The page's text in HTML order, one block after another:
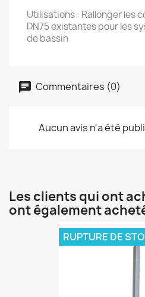
Utilisations : Rallonger les
DN75 existantes pour les
de bassin
Commentaires (0)
Aucun avis n'a été
Les clients qui ont
ont également
RUPTURE DE